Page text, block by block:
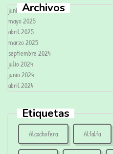
Archivos
junio 2025
mayo 2025
abril 2025
marzo 2025
septiembre 2024
julio 2024
junio 2024
abril 2024
Etiquetas
Alcachofera Alfalfa